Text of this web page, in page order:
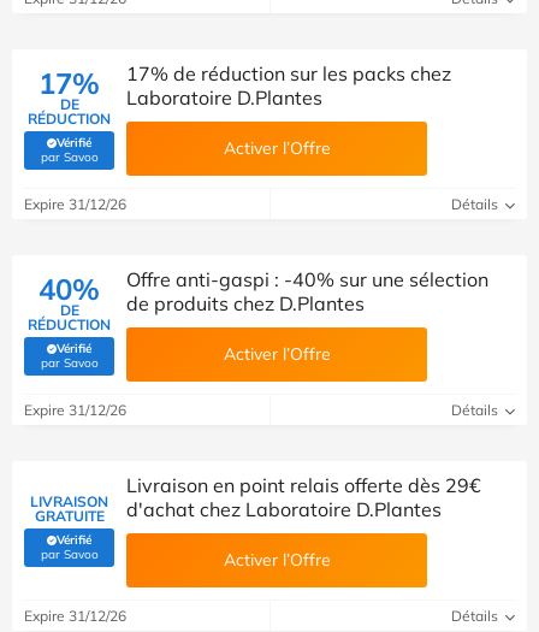
17%
DE
RÉDUCTION
Vérifié
par Savoo(Vérifié par Savoo)
17% de réduction sur les packs chez
Laboratoire D.Plantes
Activer l’Offre
Expire 31/12/26 Détails
40%
DE
RÉDUCTION
Vérifié
par Savoo(Vérifié par Savoo)
Offre anti-gaspi : -40% sur une sélection
de produits chez D.Plantes
Activer l’Offre
Expire 31/12/26 Détails
LIVRAISON
GRATUITE
Vérifié
par Savoo(Vérifié par Savoo)
Livraison en point relais offerte dès 29€
d'achat chez Laboratoire D.Plantes
Activer l’Offre
Expire 31/12/26 Détails